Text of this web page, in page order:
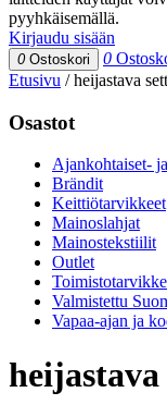
pyyhkäisemällä.
Kirjaudu sisään
0 Ostoskori 0
Etusivu /heijastava
Osastot
Ajankohtaiset-
Brändit
Keittiötarvikkeet
Mainoslahjat
Mainostekstiilit
Outlet
Valmistettu
Vapaa-ajan ja
heijastava